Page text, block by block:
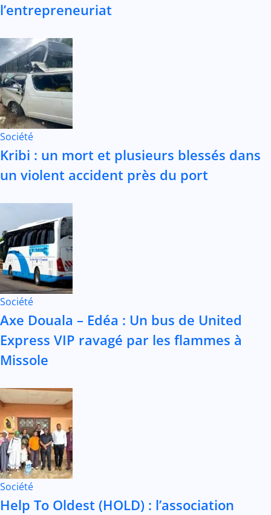
l’entrepreneuriat
Société
Kribi : un mort et plusieurs blessés dans
un violent accident près du port
Société
Axe Douala – Edéa : Un bus de United
Express VIP ravagé par les flammes à
Missole
Société
Help To Oldest (HOLD) : l’association